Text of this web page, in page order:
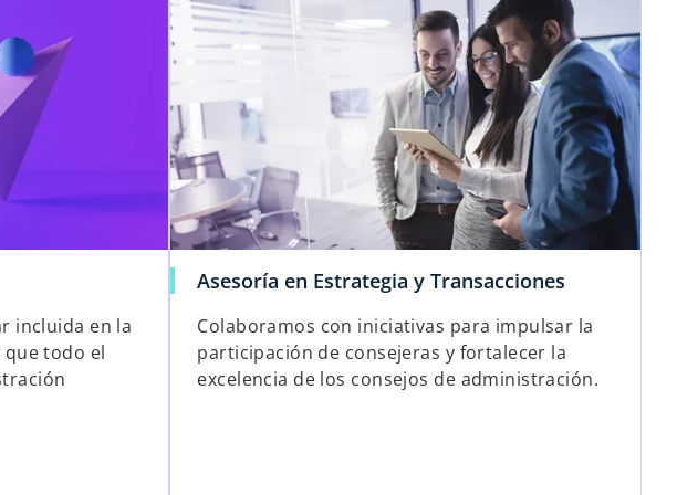
incluida en la
todo el
Asesoría en Estrategia y Transacciones
Colaboramos con iniciativas para impulsar la
participación de consejeras y fortalecer la
excelencia de los consejos de administración.